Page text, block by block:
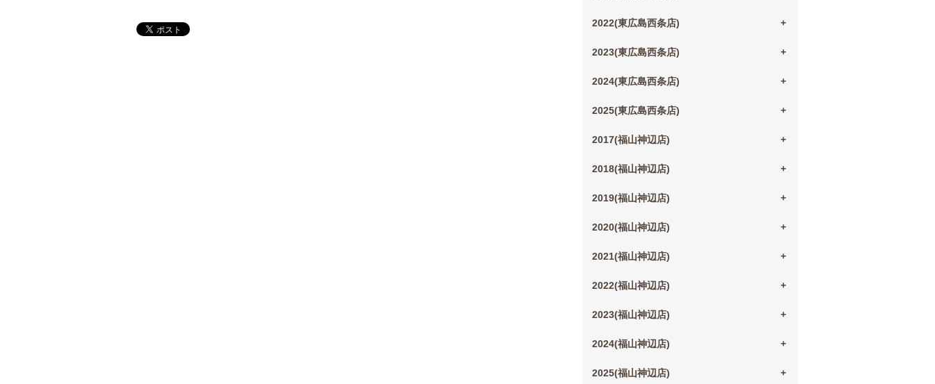
2022(東広島西条店)
2023(東広島西条店)
2024(東広島西条店)
2025(東広島西条店)
2017(福山神辺店)
2018(福山神辺店)
2019(福山神辺店)
2020(福山神辺店)
2021(福山神辺店)
2022(福山神辺店)
2023(福山神辺店)
2024(福山神辺店)
2025(福山神辺店)